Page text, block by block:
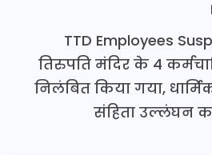
TTD Employees
तिरुपति मंदिर के 4
निलंबित किया गया,
संहिता उल्लंघन